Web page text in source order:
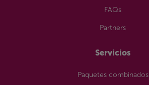
FAQs
Partners
Servicios
Paquetes combinados